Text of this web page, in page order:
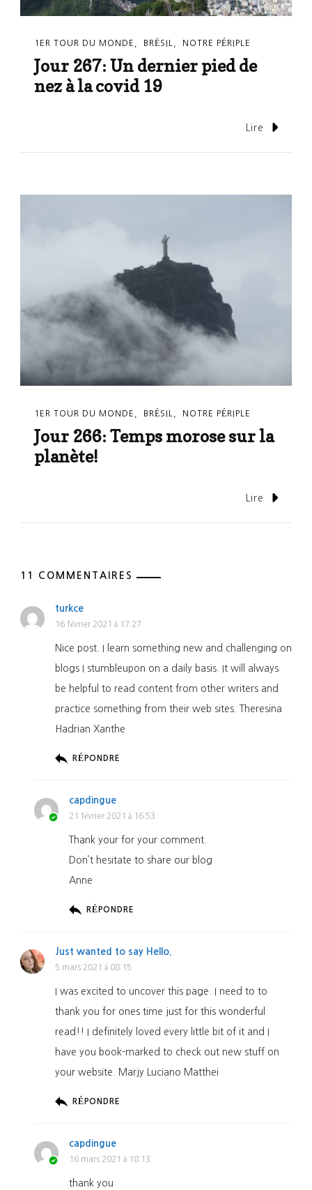
1ER TOUR DU MONDE BRÉSIL NOTRE PÉRIPLE
Jour 267: Un dernier pied de
nez à la covid 19
Lire
1ER TOUR DU MONDE BRÉSIL NOTRE PÉRIPLE
Jour 266: Temps morose sur la
planète!
Lire
11 COMMENTAIRES
turkce
16 février 2021 à 17:27
Nice post. I learn something new and challenging on
blogs I stumbleupon on a daily basis. It will always
be helpful to read content from other writers and
practice something from their web sites. Theresina
Hadrian Xanthe
RÉPONDRE
capdingue
21 février 2021 à 16:53
Thank your for your comment.
Don’t hesitate to share our blog
Anne
RÉPONDRE
Just wanted to say Hello.
5 mars 2021 à 08:15
I was excited to uncover this page. I need to to
thank you for ones time just for this wonderful
read!! I definitely loved every little bit of it and I
have you book-marked to check out new stuff on
your website. Marjy Luciano Matthei
RÉPONDRE
capdingue
16 mars 2021 à 18:13
thank you